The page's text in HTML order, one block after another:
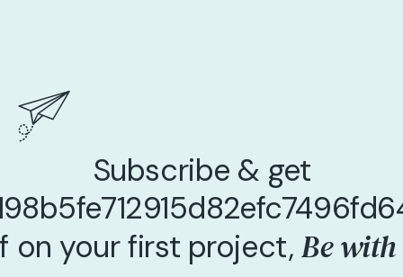
Subscribe & get
on your first project, Be with